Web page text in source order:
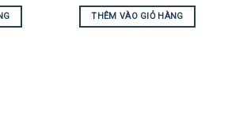
THÊM VÀO GIỎ HÀNG